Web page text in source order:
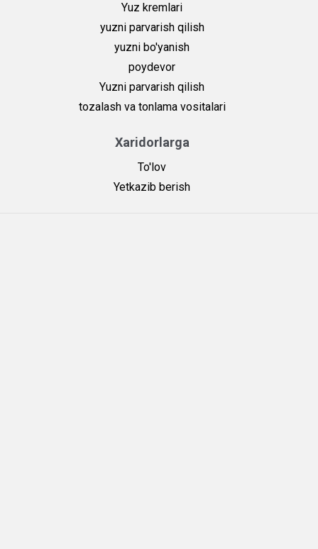
Yuz kremlari
yuzni parvarish qilish
yuzni bo'yanish
poydevor
Yuzni parvarish qilish
tozalash va tonlama vositalari
Xaridorlarga
To'lov
Yetkazib berish